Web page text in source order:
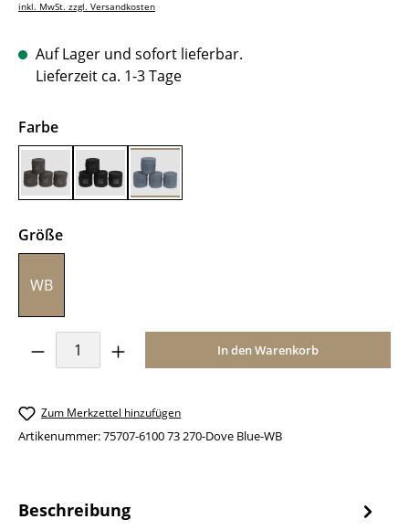
inkl. MwSt. zzgl. Versandkosten
Auf Lager und sofort lieferbar.
Lieferzeit ca. 1-3 Tage
Farbeauswählen
Dark OliveBlack Dove Blue
Größeauswählen
WB
Produkt Anzahl: Gib den gewünschten
In den Warenkorb
Zum Merkzettel hinzufügen
Artikenummer:75707-6100 73 270-Dove Blue-WB
Beschreibung